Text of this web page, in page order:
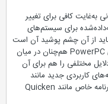
کافی برای تغییر
برای سیستم‌های
از آن چشم‌ پوشید آن است
که بسیاری از برنامه‌های توسعه داده شده برای PowerPC هم‌چنان در میان
مختلفی را هم برای آن
کاربردی جدید مانند
فتوشاپ یا نبود گزینه تجاری معادل برای يك برنامه خاص مانند Quicken